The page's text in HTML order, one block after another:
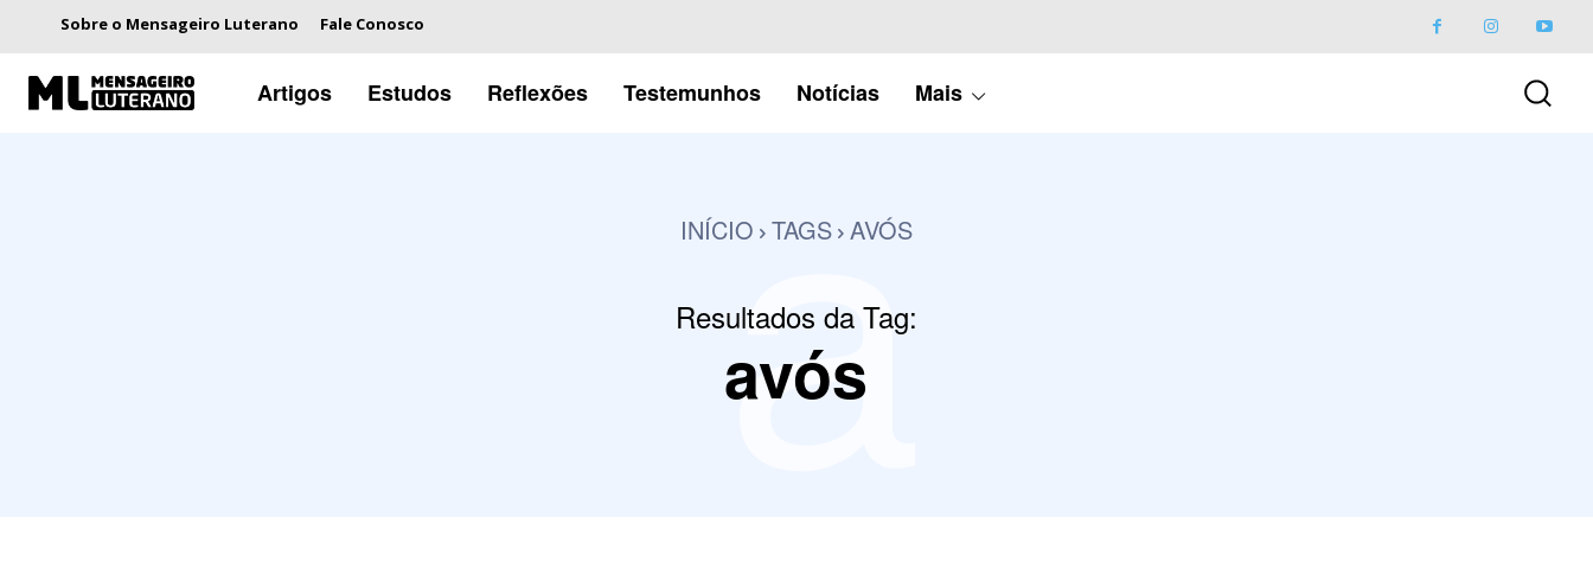
Sobre o Mensageiro Luterano Fale Conosco
Artigos Estudos Reflexões Testemunhos Notícias Mais
INÍCIO TAGS AVÓS
Resultados da Tag:
avós
a